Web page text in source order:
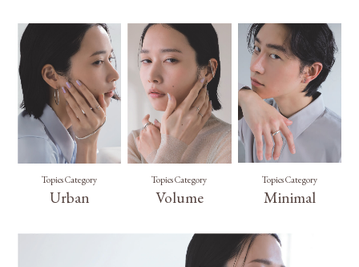
Topics Category
Urban
Topics Category
Volume
Topics Category
Minimal